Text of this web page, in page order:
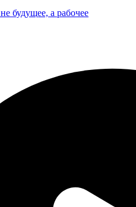
будущее, а рабочее